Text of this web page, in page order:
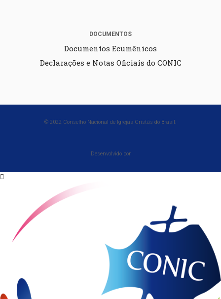
DOCUMENTOS
Documentos Ecumênicos
Declarações e Notas Oficiais do CONIC
© 2022 Conselho Nacional de Igrejas Cristãs do Brasil.
Desenvolvido por